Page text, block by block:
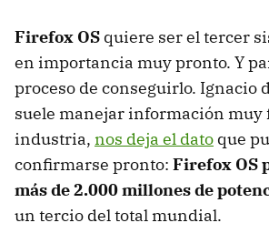
Firefox OS quiere ser el tercer
en importancia muy pronto. Y
proceso de conseguirlo. Ignacio
suele manejar información muy
industria, nos deja el dato que
confirmarse pronto: Firefox OS
más de 2.000 millones de
un tercio del total mundial.